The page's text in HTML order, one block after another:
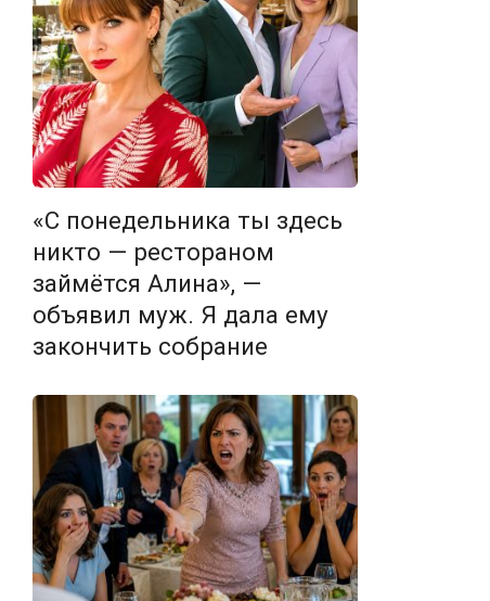
«С понедельника ты здесь
никто — рестораном
займётся Алина», —
объявил муж. Я дала ему
закончить собрание